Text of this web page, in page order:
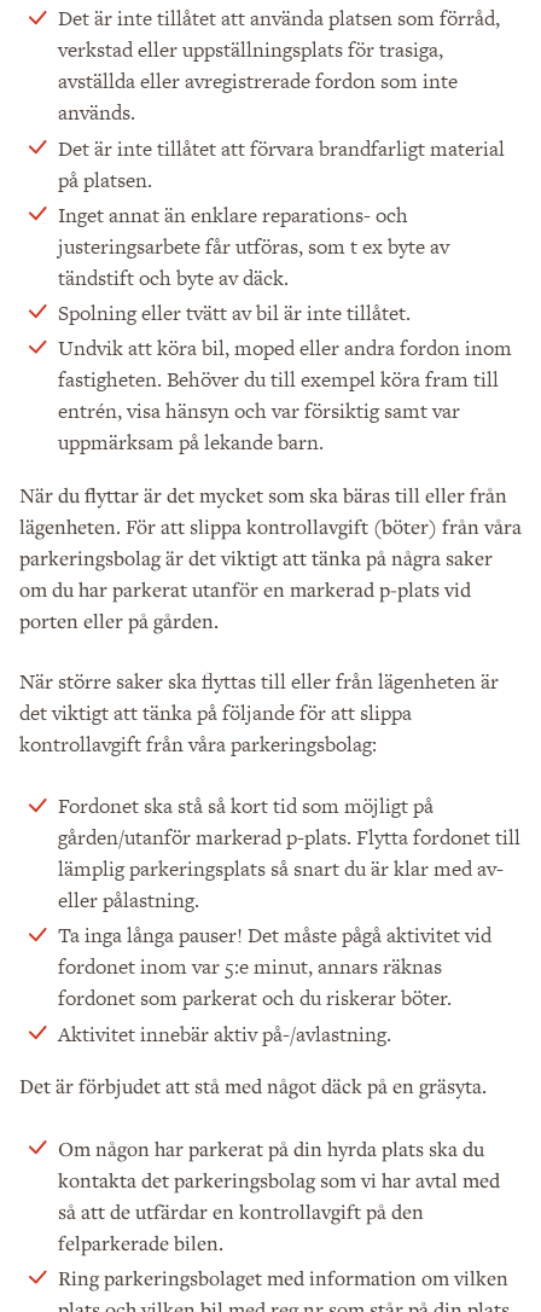
Det är inte tillåtet att använda platsen som förråd,
verkstad eller uppställningsplats för trasiga,
avställda eller avregistrerade fordon som inte
används.
Det är inte tillåtet att förvara brandfarligt material
på platsen.
Inget annat än enklare reparations- och
justeringsarbete får utföras, som t ex byte av
tändstift och byte av däck.
Spolning eller tvätt av bil är inte tillåtet.
Undvik att köra bil, moped eller andra fordon inom
fastigheten. Behöver du till exempel köra fram till
entrén, visa hänsyn och var försiktig samt var
uppmärksam på lekande barn.
När du flyttar är det mycket som ska bäras till eller från
lägenheten. För att slippa kontrollavgift (böter) från våra
parkeringsbolag är det viktigt att tänka på några saker
om du har parkerat utanför en markerad p-plats vid
porten eller på gården.
När större saker ska flyttas till eller från lägenheten är
det viktigt att tänka på följande för att slippa
kontrollavgift från våra parkeringsbolag:
Fordonet ska stå så kort tid som möjligt på
gården/utanför markerad p-plats. Flytta fordonet till
lämplig parkeringsplats så snart du är klar med av-
eller pålastning.
Ta inga långa pauser! Det måste pågå aktivitet vid
fordonet inom var 5:e minut, annars räknas
fordonet som parkerat och du riskerar böter.
Aktivitet innebär aktiv på-/avlastning.
Det är förbjudet att stå med något däck på en gräsyta.
Om någon har parkerat på din hyrda plats ska du
kontakta det parkeringsbolag som vi har avtal med
så att de utfärdar en kontrollavgift på den
felparkerade bilen.
Ring parkeringsbolaget med information om vilken